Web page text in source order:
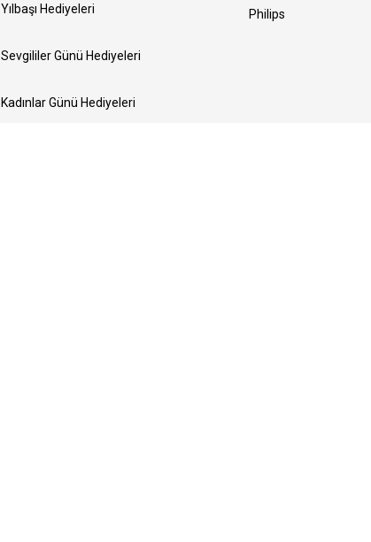
Yılbaşı Hediyeleri
Sevgililer Günü Hediyeleri
Kadınlar Günü Hediyeleri
Philips